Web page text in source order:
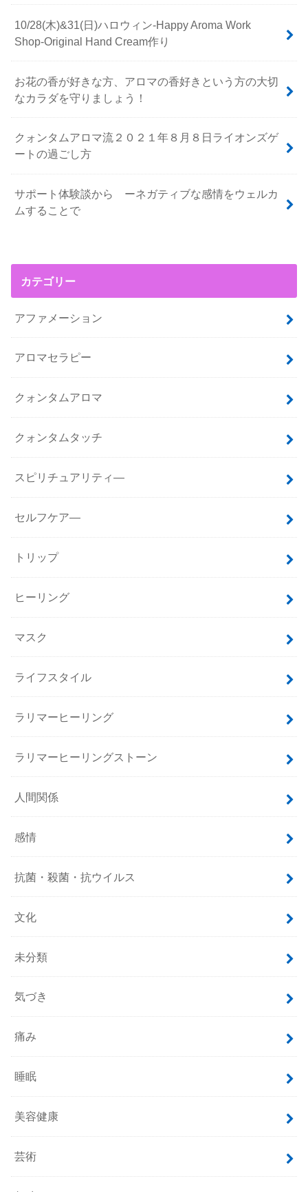
10/28(木)&31(日)ハロウィン-Happy Aroma Work
Shop-Original Hand Cream作り
お花の香が好きな方、アロマの香好きという方の大切
なカラダを守りましょう！
クォンタムアロマ流２０２１年８月８日ライオンズゲ
ートの過ごし方
サポート体験談から ーネガティブな感情をウェルカ
ムすることで
カテゴリー
アファメーション
アロマセラピー
クォンタムアロマ
クォンタムタッチ
スピリチュアリティ―
セルフケア―
トリップ
ヒーリング
マスク
ライフスタイル
ラリマーヒーリング
ラリマーヒーリングストーン
人間関係
感情
抗菌・殺菌・抗ウイルス
文化
未分類
気づき
痛み
睡眠
美容健康
芸術